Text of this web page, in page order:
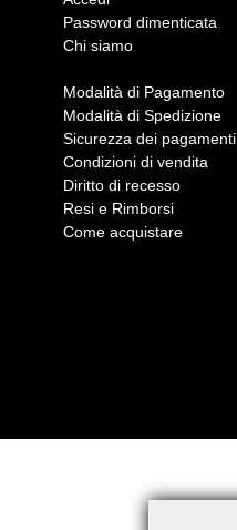
Password dimenticata
Chi siamo
Modalità di Pagamento
Modalità di Spedizione
Sicurezza dei pagamenti
Condizioni di vendita
Diritto di recesso
Resi e Rimborsi
Come acquistare